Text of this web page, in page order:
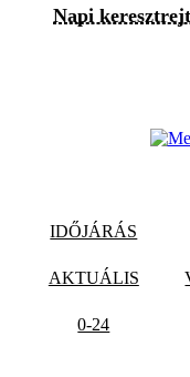
Napi
IDŐJÁRÁS
AKTUÁLIS
0-24